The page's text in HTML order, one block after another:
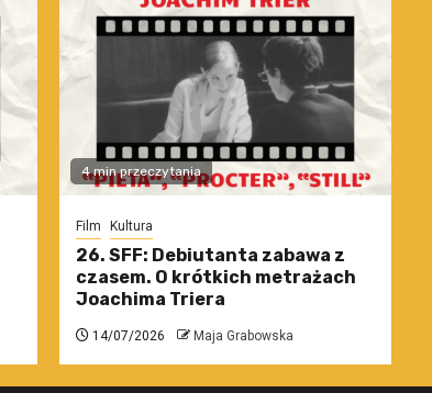
4 min przeczytania
Film Kultura
26. SFF: Debiutanta zabawa z
czasem. O krótkich metrażach
Joachima Triera
14/07/2026 Maja Grabowska